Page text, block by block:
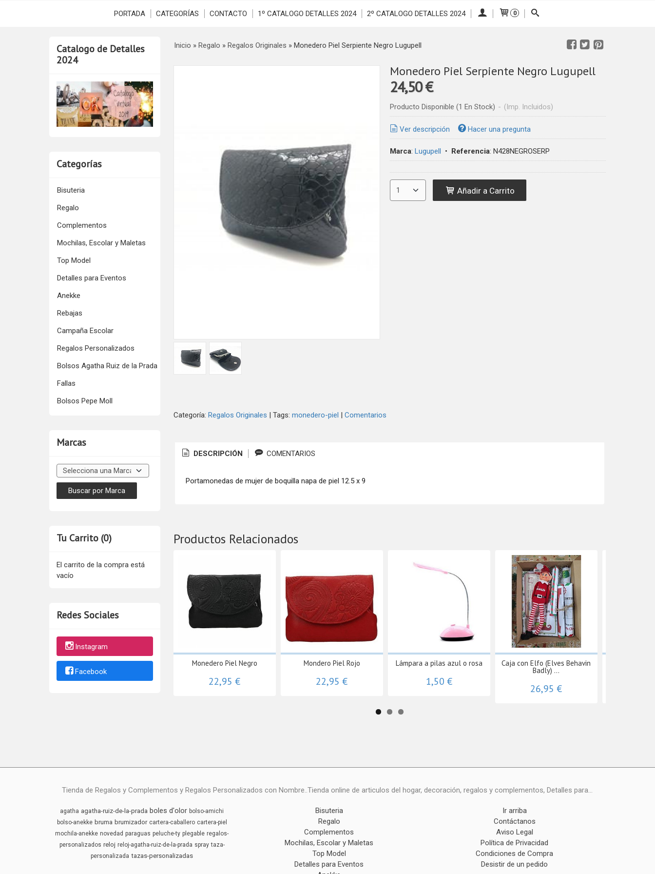
PORTADA CATEGORÍAS CONTACTO 1º CATALOGO DETALLES 2024 2º CATALOGO DETALLES 2024 0
Catalogo de Detalles
2024
Categorías
Bisuteria
Regalo
Complementos
Mochilas, Escolar y Maletas
Top Model
Detalles para Eventos
Anekke
Rebajas
Campaña Escolar
Regalos Personalizados
Bolsos Agatha Ruiz de la Prada
Fallas
Bolsos Pepe Moll
Marcas
Tu Carrito (0)
El carrito de la compra está
vacío
Redes Sociales
Instagram
Facebook
Inicio » Regalo » Regalos Originales » Monedero Piel Serpiente Negro Lugupell
Monedero Piel Serpiente Negro Lugupell
24,50 €
Producto Disponible (1 En Stock) - (Imp. Incluidos)
Ver descripción Hacer una pregunta
Marca: Lugupell • Referencia: N428NEGROSERP
Añadir a Carrito
Categoría: Regalos Originales | Tags: monedero-piel | Comentarios
DESCRIPCIÓN COMENTARIOS
Portamonedas de mujer de boquilla napa de piel 12.5 x 9
Productos Relacionados
Monedero Piel Negro
22,95 €
Mondero Piel Rojo
22,95 €
Lámpara a pilas azul o rosa
1,50 €
Caja con Elfo (Elves Behavin
Badly) ...
26,95 €
Tienda de Regalos y Complementos y Regalos Personalizados con Nombre..Tienda online de articulos del hogar, decoración, regalos y complementos, Detalles para...
agatha agatha-ruiz-de-la-prada boles d'olor bolso-amichi
bolso-anekke bruma brumizador cartera-caballero cartera-piel
mochila-anekke novedad paraguas peluche-ty plegable regalos-
personalizados reloj reloj-agatha-ruiz-de-la-prada spray taza-
personalizada tazas-personalizadas
Bisuteria
Regalo
Complementos
Mochilas, Escolar y Maletas
Top Model
Detalles para Eventos
Ir arriba
Contáctanos
Aviso Legal
Política de Privacidad
Condiciones de Compra
Desistir de un pedido